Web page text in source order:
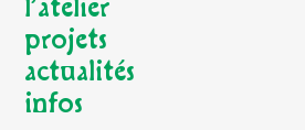
l’atelier
projets
actualités
infos